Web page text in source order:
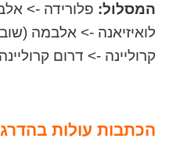
המסלול: פלורידה ->
לואיזיאנה -> אלבמה
קרוליינה -> דרום
הכתבות עולות